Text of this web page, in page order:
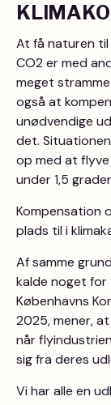
At få naturen
CO2 er med
meget
også at
unødvendige
det.
op med at flyve
under 1,5
Kompensation
plads til i
Af samme
kalde noget for
Københavns
2025, mener,
når
sig fra deres
Vi har alle en